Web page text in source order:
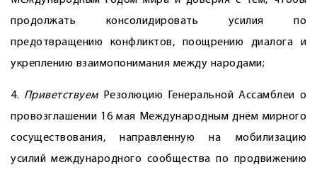
продолжать консолидировать усилия по
предотвращению конфликтов, поощрению диалога и
укреплению взаимопонимания между народами;
4. ПриветствуемРезолюцию Генеральной Ассамблеи о
провозглашении 16 мая Международным днём мирного
сосуществования, направленную на мобилизацию
усилий международного сообщества по продвижению